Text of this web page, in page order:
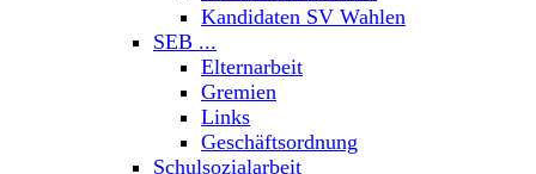
Kandidaten SV Wahlen
SEB ...
Elternarbeit
Gremien
Links
Geschäftsordnung
Schulsozialarbeit